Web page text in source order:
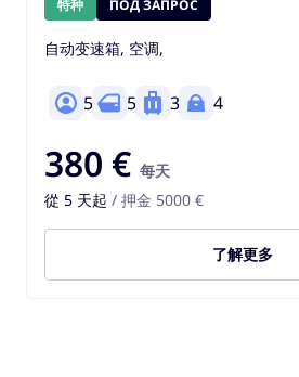
特种 ПОД ЗАПРОС
自动变速箱, 空调,
5 5 3 4
380 € 每天
從 5 天起 / 押金 5000 €
了解更多